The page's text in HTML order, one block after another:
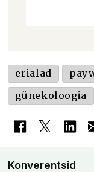
erialad
günekoloogia
Konverentsid